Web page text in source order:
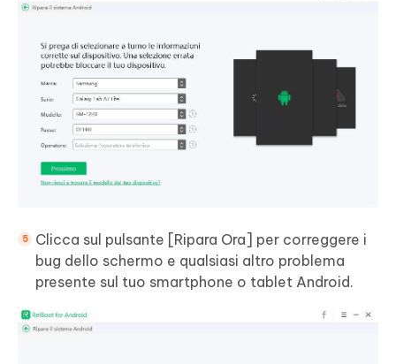
Clicca sul pulsante [Ripara Ora] per correggere i
bug dello schermo e qualsiasi altro problema
presente sul tuo smartphone o tablet Android.